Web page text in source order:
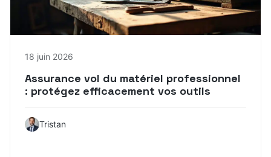
18 juin 2026
Assurance vol du matériel professionnel
: protégez efficacement vos outils
Tristan